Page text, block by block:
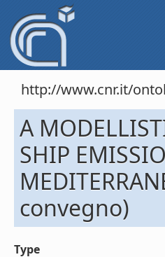
http://www.cnr.it/
A
SHIP
convegno)
Type